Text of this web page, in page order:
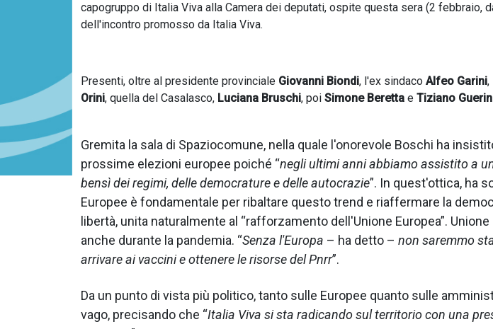
capogruppo di Italia Viva alla Camera dei deputati, ospite questa sera (2 febbraio,
dell'incontro promosso da Italia Viva.
Presenti, oltre al presidente provinciale Giovanni Biondi, l'ex sindaco Alfeo Garini,
Orini, quella del Casalasco, Luciana Bruschi, poi Simone Beretta e Tiziano
Gremita la sala di Spaziocomune, nella quale l'onorevole Boschi ha
prossime elezioni europee poiché “negli ultimi anni abbiamo assistito a
bensì dei regimi, delle democrature e delle autocrazie”. In quest'ottica, ha
Europee è fondamentale per ribaltare questo trend e riaffermare la
libertà, unita naturalmente al “rafforzamento dell'Unione Europea”.
anche durante la pandemia. “Senza l'Europa – ha detto – non saremmo
arrivare ai vaccini e ottenere le risorse del Pnrr”.
Da un punto di vista più politico, tanto sulle Europee quanto sulle
vago, precisando che “Italia Viva si sta radicando sul territorio con una